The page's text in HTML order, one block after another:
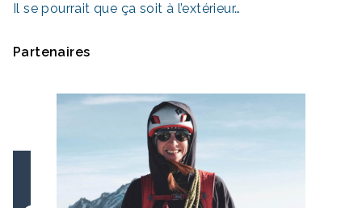
Il se pourrait que ça soit à l’extérieur…
Partenaires